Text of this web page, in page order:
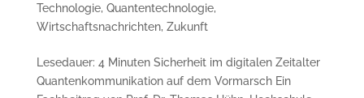
Technologie, Quantentechnologie,
Wirtschaftsnachrichten, Zukunft
Lesedauer: 4 Minuten Sicherheit im digitalen Zeitalter
Quantenkommunikation auf dem Vormarsch Ein